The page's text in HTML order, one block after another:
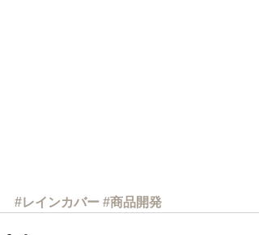
#レインカバー #商品開発